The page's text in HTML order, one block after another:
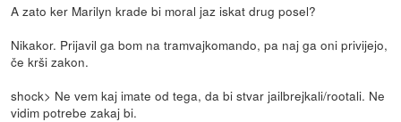
A zato ker Marilyn krade bi moral jaz iskat drug posel?
Nikakor. Prijavil ga bom na tramvajkomando, pa naj ga oni privijejo,
če krši zakon.
shock> Ne vem kaj imate od tega, da bi stvar jailbrejkali/rootali. Ne
vidim potrebe zakaj bi.